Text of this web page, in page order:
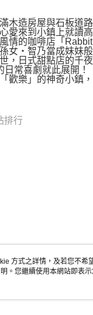
木造房屋與石板道路
愛來到小鎮上就讀高
情的咖啡店「
女‧智乃當成妹妹般
，日式甜點店的千
常喜劇就此展開！
歡樂」的神奇小鎮，
排行
方式之詳情，及若您不
。您繼續使用本網站即表